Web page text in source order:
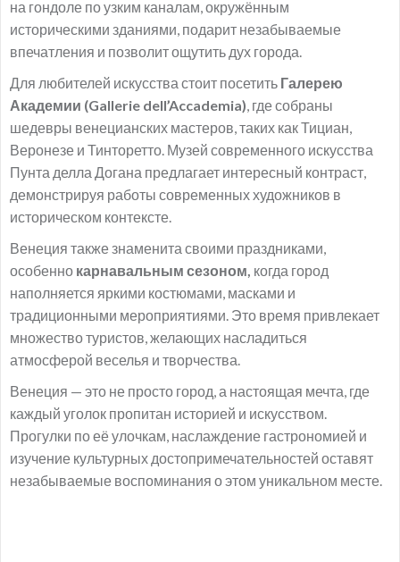
на гондоле по узким каналам, окружённым
историческими зданиями, подарит незабываемые
впечатления и позволит ощутить дух города.
Для любителей искусства стоит посетить Галерею
Академии (Gallerie dell’Accademia), где собраны
шедевры венецианских мастеров, таких как Тициан,
Веронезе и Тинторетто. Музей современного искусства
Пунта делла Догана предлагает интересный контраст,
демонстрируя работы современных художников в
историческом контексте.
Венеция также знаменита своими праздниками,
особенно карнавальным сезоном, когда город
наполняется яркими костюмами, масками и
традиционными мероприятиями. Это время привлекает
множество туристов, желающих насладиться
атмосферой веселья и творчества.
Венеция — это не просто город, а настоящая мечта, где
каждый уголок пропитан историей и искусством.
Прогулки по её улочкам, наслаждение гастрономией и
изучение культурных достопримечательностей оставят
незабываемые воспоминания о этом уникальном месте.